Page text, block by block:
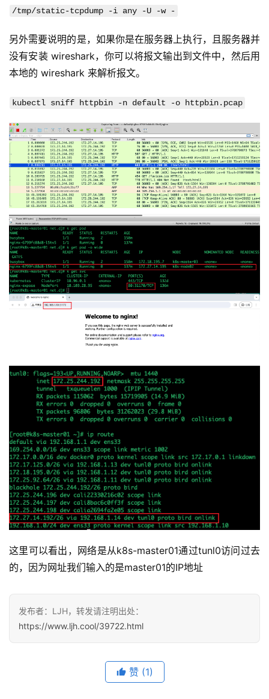
/tmp/static-tcpdump -i any -U -w -
另外需要说明的是，如果你是在服务器上执行，且服务器并
没有安装 wireshark，你可以将报文输出到文件中，然后用
本地的 wireshark 来解析报文。
kubectl sniff httpbin -n default -o httpbin.pcap
这里可以看出，网络是从k8s-master01通过tunl0访问过去
的，因为网址我们输入的是master01的IP地址
发布者：LJH，转发请注明出处：
https://www.ljh.cool/39722.html
赞 (1)